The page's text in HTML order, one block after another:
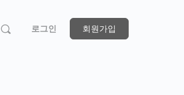
로그인 회원가입